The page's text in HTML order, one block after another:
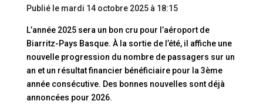
Publié le mardi 14 octobre 2025 à 18:15
L’année 2025 sera un bon cru pour l’aéroport de
Biarritz-Pays Basque. À la sortie de l’été, il affiche une
nouvelle progression du nombre de passagers sur un
an et un résultat financier bénéficiaire pour la 3ème
année consécutive. Des bonnes nouvelles sont déjà
annoncées pour 2026.